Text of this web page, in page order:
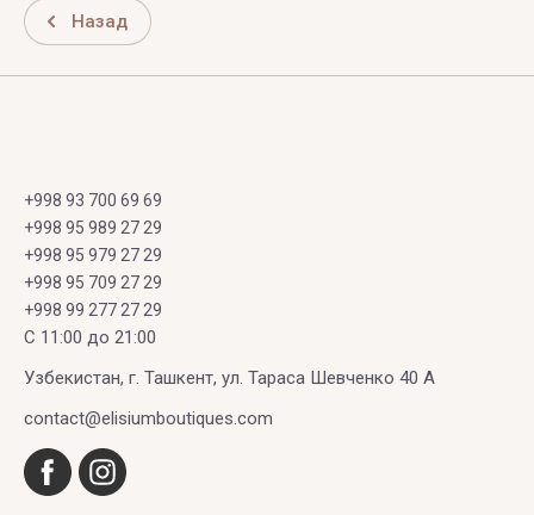
Назад
+998 93 700 69 69
+998 95 989 27 29
+998 95 979 27 29
+998 95 709 27 29
+998 99 277 27 29
C 11:00 до 21:00
Узбекистан, г. Ташкент, ул. Тараса Шевченко 40 А
contact@elisiumboutiques.com